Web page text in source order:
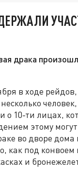
драка
в ходе рейдов,
человек,
о 10-ти лицах,
этому
во дворе
как под
и